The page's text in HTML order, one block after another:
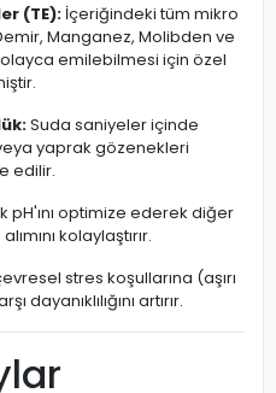
(TE): İçeriğindeki tüm mikro
Manganez, Molibden ve
emilebilmesi için özel
Suda saniyeler içinde
yaprak gözenekleri
edilir.
pH'ını optimize ederek diğer
kolaylaştırır.
stres koşullarına (aşırı
dayanıklılığını artırır.